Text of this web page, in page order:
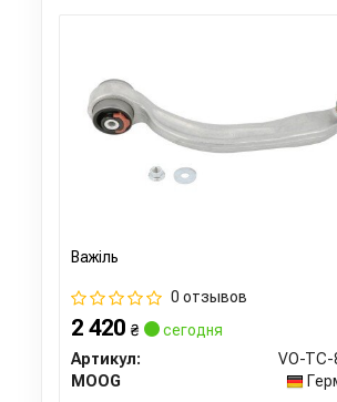
Важіль
0 отзывов
2 420 ₴
сегодня
Артикул:
VO-TC-
MOOG